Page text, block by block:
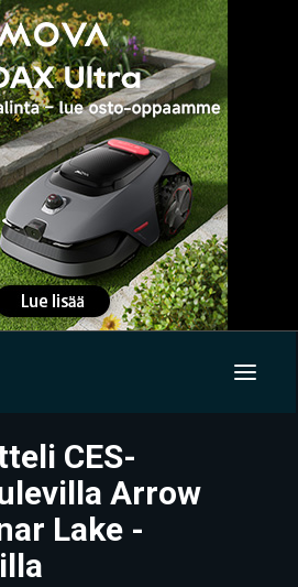
CES-
Arrow
Lake -